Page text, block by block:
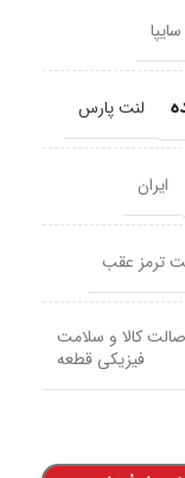
سایپا
لنت پارس
ایران
ترمز عقب
کالا و سلامت
فیزیکی قطعه